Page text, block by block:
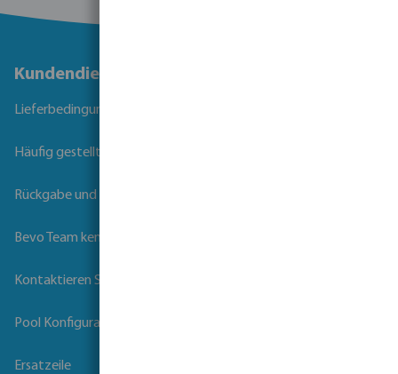
Kundendienst
Lieferbedingungen
Häufig gestellte Fragen
Rückgabe und Garantie
Bevo Team kennenlernen
Kontaktieren Sie uns
Pool Konfigurator
Ersatzeile